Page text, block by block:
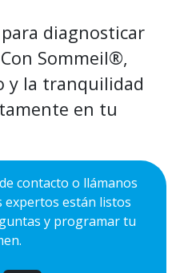
diagnosticar
Sommeil®,
y la tranquilidad
en tu
contacto o llámanos
están listos
y programar tu